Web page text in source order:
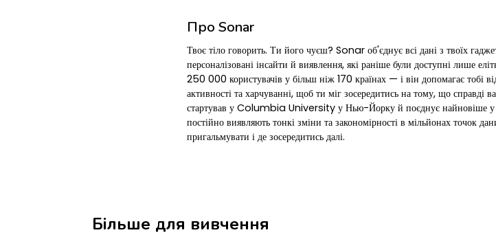
Про Sonar
Твоє тіло говорить. Ти його чуєш? Sonar об'єднує всі дані з твоїх
персоналізовані інсайти й виявлення, які раніше були доступні лише
250 000 користувачів у більш ніж 170 країнах — і він допомагає тобі
активності та харчуванні, щоб ти міг зосередитись на тому, що
стартував у Columbia University у Нью-Йорку й поєднує найновіше у
постійно виявляють тонкі зміни та закономірності в мільйонах точок
пригальмувати і де зосередитись далі.
Більше для вивчення